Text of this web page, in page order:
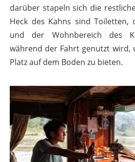
darüber stapeln sich die
Heck des Kahns sind Toiletten,
und der Wohnbereich des
während der Fahrt genutzt wird,
Platz auf dem Boden zu bieten.